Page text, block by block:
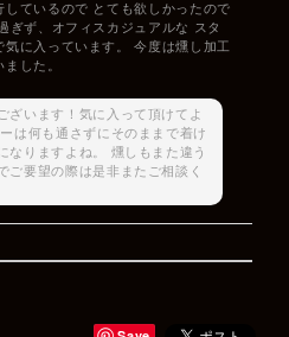
ているので とても欲しかったので
ぎず、オフィスカジュアルな スタ
に入っています。 今度は燻し加工
した。
ざいます！気に入って頂けてよ
は何も通さずにそのままで着け
なりますよね。 燻しもまた違う
ご要望の際は是非またご相談く